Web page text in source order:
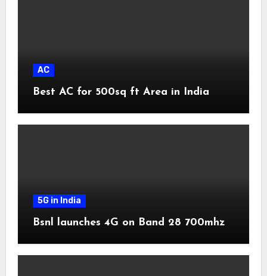
AC
Best AC for 500sq ft Area in India
5G in India
Bsnl launches 4G on Band 28 700mhz